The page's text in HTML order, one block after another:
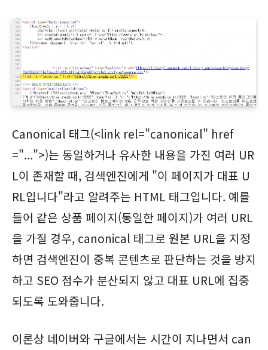
Canonical 태그(<link rel="canonical" href
="...">)는 동일하거나 유사한 내용을 가진 여러 UR
L이 존재할 때, 검색엔진에게 "이 페이지가 대표 U
RL입니다"라고 알려주는 HTML 태그입니다. 예를
들어 같은 상품 페이지(동일한 페이지)가 여러 URL
을 가질 경우, canonical 태그로 원본 URL을 지정
하면 검색엔진이 중복 콘텐츠로 판단하는 것을 방지
하고 SEO 점수가 분산되지 않고 대표 URL에 집중
되도록 도와줍니다.
이론상 네이버와 구글에서는 시간이 지나면서 can